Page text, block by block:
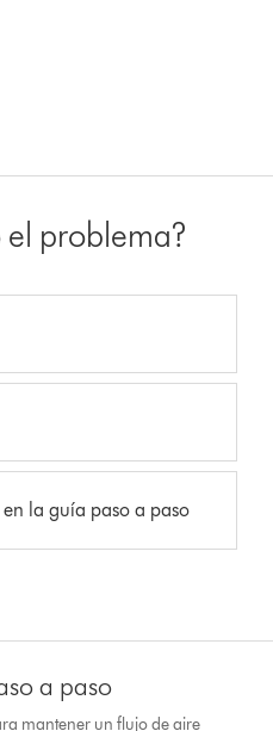
el problema?
la guía paso a paso
a paso
mantener un flujo de aire